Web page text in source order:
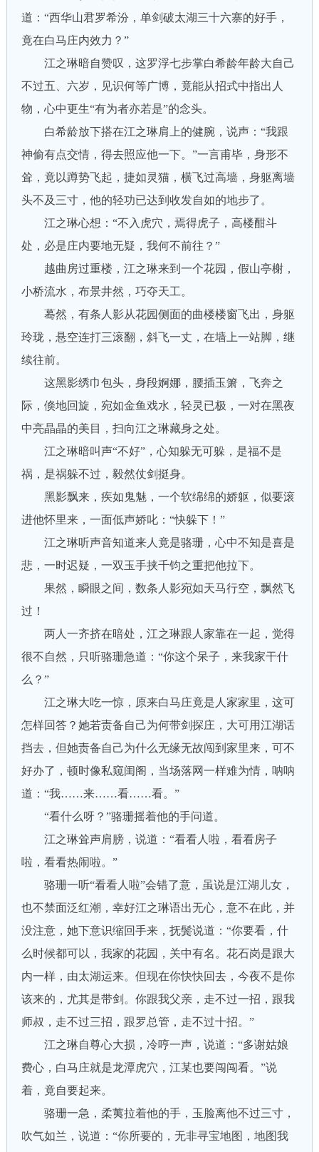
道：“西华山君罗希汾，单剑破太湖三十六寨的好手，
竟在白马庄内效力？”
江之琳暗自赞叹，这罗浮七步掌白希龄年龄大自己
不过五、六岁，见识何等广博，竟能从招式中指出人
物，心中更生“有为者亦若是”的念头。
白希龄放下搭在江之琳肩上的健腕，说声：“我跟
神偷有点交情，得去照应他一下。”一言甫毕，身形不
耸，竟以蹲势飞起，捷如灵猫，横飞过高墙，身躯离墙
头不及三寸，他的轻功已达到收发自如的地步了。
江之琳心想：“不入虎穴，焉得虎子，高楼酣斗
处，必是庄内要地无疑，我何不前往？”
越曲房过重楼，江之琳来到一个花园，假山亭榭，
小桥流水，布景井然，巧夺天工。
蓦然，有条人影从花园侧面的曲楼楼窗飞出，身躯
玲珑，悬空连打三滚翻，斜飞一丈，在墙上一站脚，继
续往前。
这黑影绣巾包头，身段婀娜，腰插玉箫，飞奔之
际，倏地回旋，宛如金鱼戏水，轻灵已极，一对在黑夜
中亮晶晶的美目，扫向江之琳藏身之处。
江之琳暗叫声“不好”，心知躲无可躲，是福不是
祸，是祸躲不过，毅然仗剑挺身。
黑影飘来，疾如鬼魅，一个软绵绵的娇躯，似要滚
进他怀里来，一面低声娇叱：“快躲下！”
江之琳听声音知道来人竟是骆珊，心中不知是喜是
悲，一时迟疑，一双玉手挟千钧之重把他拉下。
果然，瞬眼之间，数条人影宛如天马行空，飘然飞
过！
两人一齐挤在暗处，江之琳跟人家靠在一起，觉得
很不自然，只听骆珊急道：“你这个呆子，来我家干什
么？”
江之琳大吃一惊，原来白马庄竟是人家家里，这可
怎样回答？她若责备自己为何带剑探庄，大可用江湖话
挡去，但她责备自己为什么无缘无故闯到家里来，可不
好办了，顿时像私窥闺阁，当场落网一样难为情，呐呐
道：“我……来……看……看。”
“看什么呀？”骆珊摇着他的手问道。
江之琳耸声肩膀，说道：“看看人啦，看看房子
啦，看看热闹啦。”
骆珊一听“看看人啦”会错了意，虽说是江湖儿女，
也不禁面泛红潮，幸好江之琳语出无心，意不在此，并
没注意，她下意识缩回手来，抚鬓说道：“你要看，什
么时候都可以，我家的花园，关中有名。花石岗是跟大
内一样，由太湖运来。但现在你快快回去，今夜不是你
该来的，尤其是带剑。你跟我父亲，走不过一招，跟我
师叔，走不过三招，跟罗总管，走不过十招。”
江之琳自尊心大损，冷哼一声，说道：“多谢姑娘
费心，白马庄就是龙潭虎穴，江某也要闯闯看。”说
着，竟自要起来。
骆珊一急，柔荑拉着他的手，玉脸离他不过三寸，
吹气如兰，说道：“你所要的，无非寻宝地图，地图我